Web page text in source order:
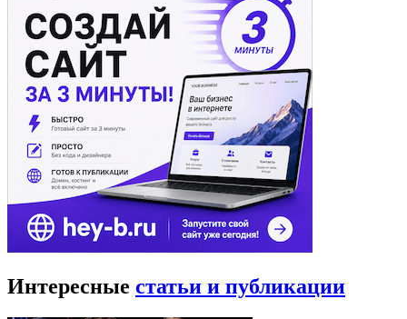
Интересные статьи и публикации